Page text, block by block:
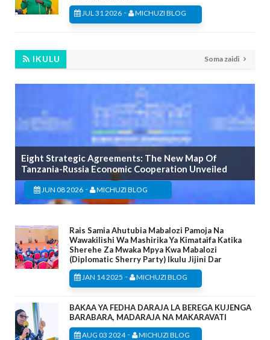
JUL 31 2026 - MICHUZI BLOG
IKULU Soma zaidi
Eight Strategic Agreements: The New Map Of
Tanzania-Russia Economic Cooperation Unveiled
JUN 08 2026 - MICHUZI BLOG
Rais Samia Ahutubia Mabalozi Pamoja Na
Wawakilishi Wa Mashirika Ya Kimataifa Katika
Sherehe Za Mwaka Mpya Kwa Mabalozi
(Diplomatic Sherry Party) Ikulu Jijini Dar
JAN 14 2025 - MICHUZI BLOG
BAKAA YA FEDHA DARAJA LA BEREGA KUJENGA
BARABARA, MADARAJA NA MAKARAVATI
AUG 03 2024- MICHUZI BLOG